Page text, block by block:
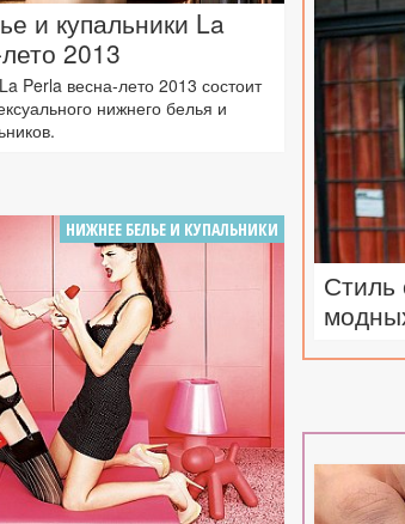
и купальники La
2013
Perla весна-лето 2013 состоит
нижнего белья и
НИЖНЕЕ БЕЛЬЕ И КУПАЛЬНИКИ
Стиль